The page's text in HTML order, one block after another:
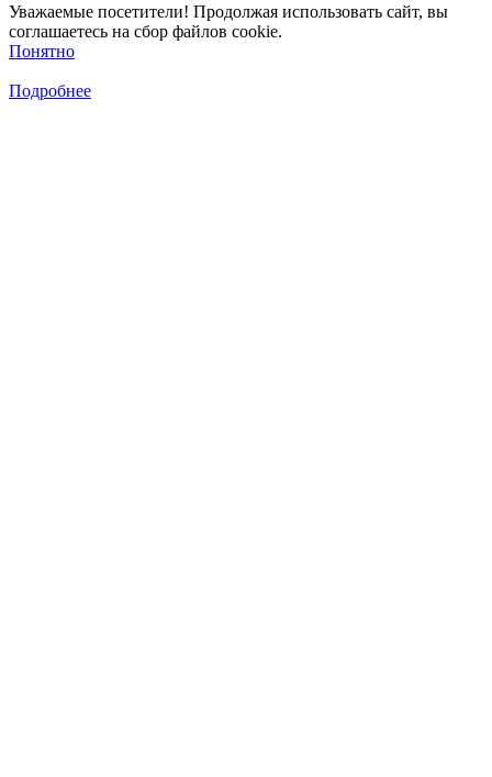
Уважаемые посетители! Продолжая использовать сайт, вы
соглашаетесь на сбор файлов cookie.
Понятно
Подробнее